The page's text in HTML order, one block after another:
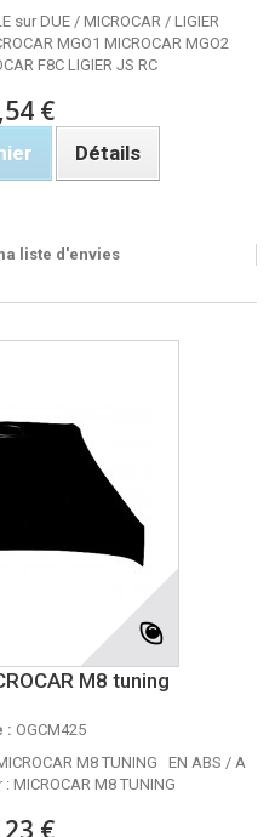
sur DUE / MICROCAR / LIGIER
MGO1 MICROCAR MGO2
F8C LIGIER JS RC
€
Détails
liste d'envies
M8 tuning
: OGCM425
M8 TUNING EN ABS / A
MICROCAR M8 TUNING
€